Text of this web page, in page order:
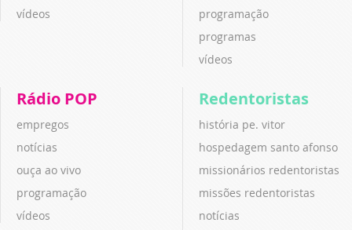
vídeos
programação
programas
vídeos
Rádio POP
empregos
notícias
ouça ao vivo
programação
vídeos
Redentoristas
história pe. vitor
hospedagem santo afonso
missionários redentoristas
missões redentoristas
notícias